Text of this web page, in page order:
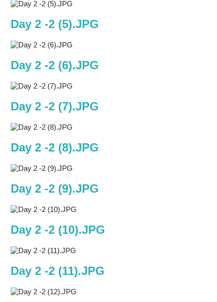
Day 2 -2 (5).JPG
Day 2 -2 (6).JPG
Day 2 -2 (7).JPG
Day 2 -2 (8).JPG
Day 2 -2 (9).JPG
Day 2 -2 (10).JPG
Day 2 -2 (11).JPG